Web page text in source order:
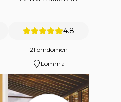
4.8
21 omdömen
Lomma